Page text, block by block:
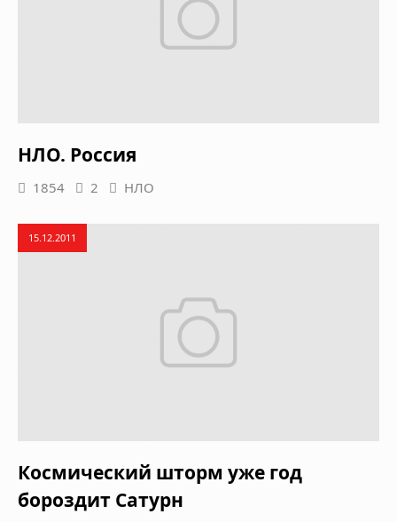
НЛО. Россия
1854 2 НЛО
15.12.2011
Космический шторм уже год
бороздит Сатурн